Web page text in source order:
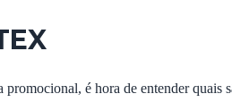
é hora de entender quais